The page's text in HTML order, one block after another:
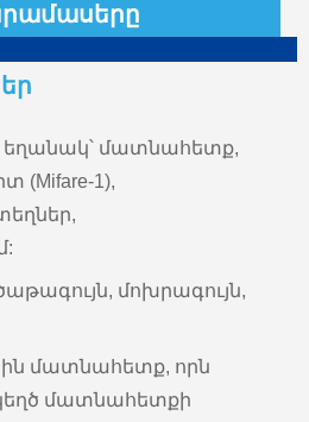
մատնահետք,
(Mifare-1),
մոխրագույն,
մատնահետք, որն
մատնահետքի